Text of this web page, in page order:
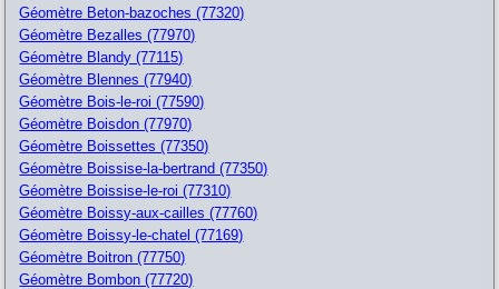
Géomètre Beton-bazoches (77320)
Géomètre Bezalles (77970)
Géomètre Blandy (77115)
Géomètre Blennes (77940)
Géomètre Bois-le-roi (77590)
Géomètre Boisdon (77970)
Géomètre Boissettes (77350)
Géomètre Boissise-la-bertrand (77350)
Géomètre Boissise-le-roi (77310)
Géomètre Boissy-aux-cailles (77760)
Géomètre Boissy-le-chatel (77169)
Géomètre Boitron (77750)
Géomètre Bombon (77720)